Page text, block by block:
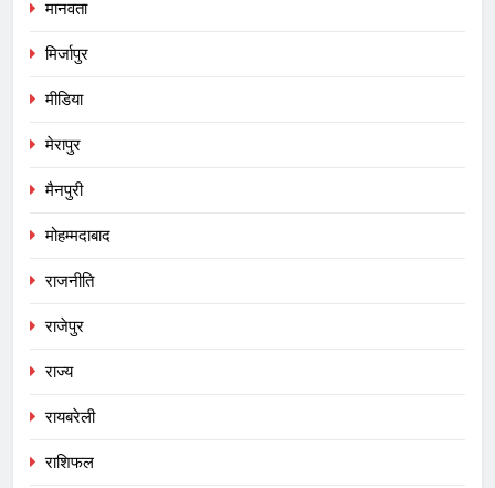
मानवता
मिर्जापुर
मीडिया
मेरापुर
मैनपुरी
मोहम्मदाबाद
राजनीति
राजेपुर
राज्य
रायबरेली
राशिफल